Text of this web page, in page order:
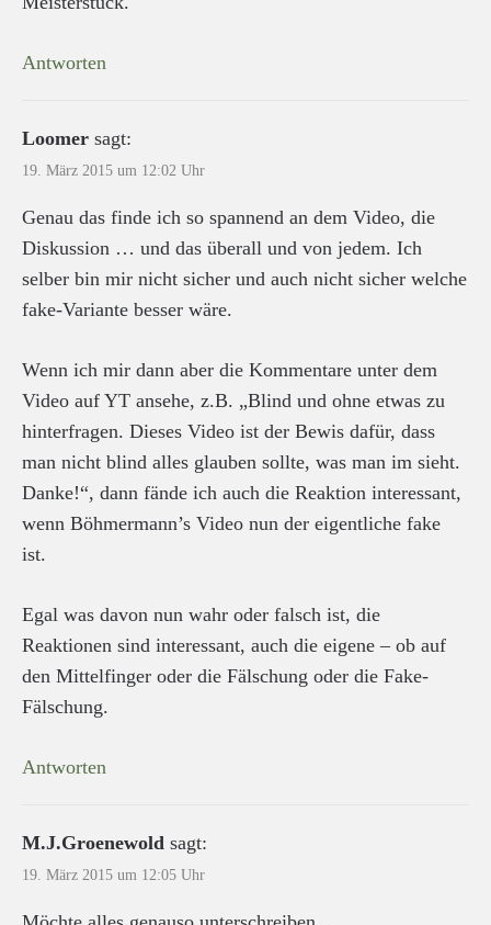
Antworten
Loomer sagt:
19. März 2015 um 12:02 Uhr
Genau das finde ich so spannend an dem Video, die
Diskussion … und das überall und von jedem. Ich
selber bin mir nicht sicher und auch nicht sicher welche
fake-Variante besser wäre.
Wenn ich mir dann aber die Kommentare unter dem
Video auf YT ansehe, z.B. „Blind und ohne etwas zu
hinterfragen. Dieses Video ist der Bewis dafür, dass
man nicht blind alles glauben sollte, was man im sieht.
Danke!“, dann fände ich auch die Reaktion interessant,
wenn Böhmermann’s Video nun der eigentliche fake
ist.
Egal was davon nun wahr oder falsch ist, die
Reaktionen sind interessant, auch die eigene – ob auf
den Mittelfinger oder die Fälschung oder die Fake-
Fälschung.
Antworten
M.J.Groenewold sagt:
19. März 2015 um 12:05 Uhr